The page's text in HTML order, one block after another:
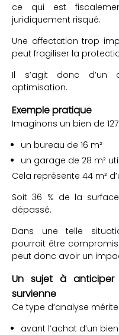
ce qui est
juridiquement risqué.
Une affectation trop
peut fragiliser la
Il s’agit donc d’un
optimisation.
Exemple pratique
Imaginons un bien de
un bureau de 16 m²
un garage de 28 m²
Cela représente 44 m²
Soit 36 % de la
dépassé.
Dans une telle
pourrait être
peut donc avoir un
Un sujet à anticiper
survienne
Ce type d’analyse
avant l’achat d’un bien